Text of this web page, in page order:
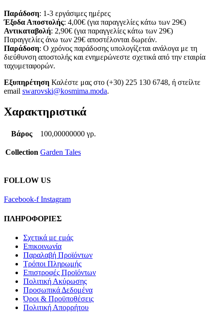
Παράδοση: 1-3 εργάσιμες ημέρες
Έξοδα Αποστολής: 4,00€ (για παραγγελίες κάτω των 29€)
Αντικαταβολή: 2,90€ (για παραγγελίες κάτω των 29€)
Παραγγελίες άνω των 29€ αποστέλονται δωρεάν.
Παράδοση: Ο χρόνος παράδοσης υπολογίζεται ανάλογα με τη
διεύθυνση αποστολής και ενημερώνεστε σχετικά από την εταιρία
ταχυμεταφορών.
Εξυπηρέτηση Καλέστε μας στο (+30) 225 130 6748, ή στείλτε
email swarovski@kosmima.moda.
Χαρακτηριστικά
Βάρος 100,00000000 γρ.
Collection Garden Tales
FOLLOW US
Facebook-f Instagram
ΠΛΗΡΟΦΟΡΙΕΣ
Σχετικά με εμάς
Επικοινωνία
Παραλαβή Προϊόντων
Τρόποι Πληρωμής
Επιστροφές Προϊόντων
Πολιτική Ακύρωσης
Προσωπικά Δεδομένα
Όροι & Προϋποθέσεις
Πολιτική Απορρήτου